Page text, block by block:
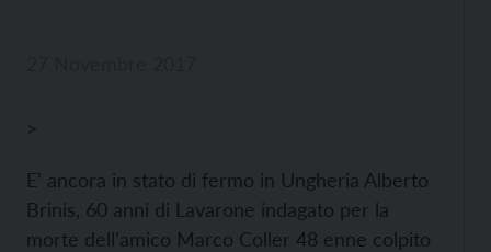
>
E’ ancora in stato di fermo in Ungheria Alberto
Brinis, 60 anni di Lavarone indagato per la
morte dell’amico Marco Coller 48 enne colpito